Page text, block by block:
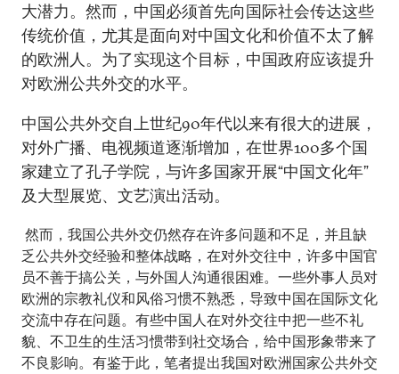
大潜力。然而，中国必须首先向国际社会传达这些
传统价值，尤其是面向对中国文化和价值不太了解
的欧洲人。为了实现这个目标，中国政府应该提升
对欧洲公共外交的水平。
中国公共外交自上世纪90年代以来有很大的进展，
对外广播、电视频道逐渐增加，在世界100多个国
家建立了孔子学院，与许多国家开展“中国文化年”
及大型展览、文艺演出活动。
然而，我国公共外交仍然存在许多问题和不足，并且缺
乏公共外交经验和整体战略，在对外交往中，许多中国官
员不善于搞公关，与外国人沟通很困难。一些外事人员对
欧洲的宗教礼仪和风俗习惯不熟悉，导致中国在国际文化
交流中存在问题。有些中国人在对外交往中把一些不礼
貌、不卫生的生活习惯带到社交场合，给中国形象带来了
不良影响。有鉴于此，笔者提出我国对欧洲国家公共外交